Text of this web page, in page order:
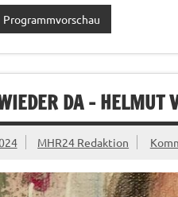
Programmvorschau
DA – HELMUT
MHR24 Redaktion